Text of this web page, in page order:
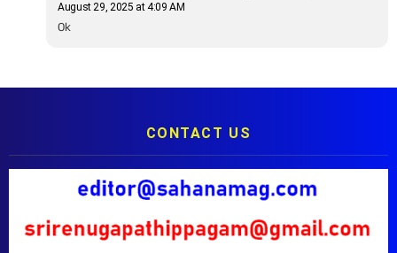
August 29, 2025 at 4:09 AM
Ok
CONTACT US